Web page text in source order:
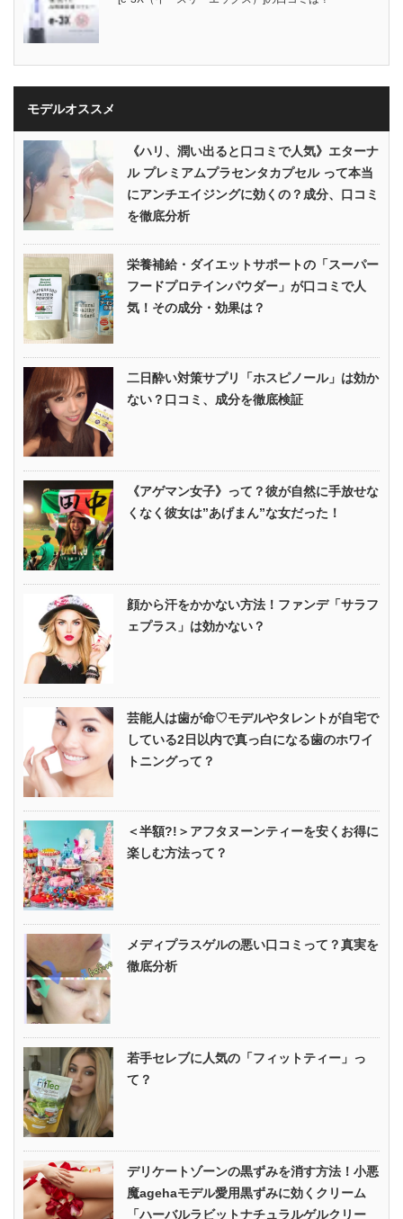
モデルオススメ
《ハリ、潤い出ると口コミで人気》エターナ
ル プレミアムプラセンタカプセル って本当
にアンチエイジングに効くの？成分、口コミ
を徹底分析
栄養補給・ダイエットサポートの「スーパー
フードプロテインパウダー」が口コミで人
気！その成分・効果は？
二日酔い対策サプリ「ホスピノール」は効か
ない？口コミ、成分を徹底検証
《アゲマン女子》って？彼が自然に手放せな
くなく彼女は”あげまん”な女だった！
顔から汗をかかない方法！ファンデ「サラフ
ェプラス」は効かない？
芸能人は歯が命♡モデルやタレントが自宅で
している2日以内で真っ白になる歯のホワイ
トニングって？
＜半額?!＞アフタヌーンティーを安くお得に
楽しむ方法って？
メディプラスゲルの悪い口コミって？真実を
徹底分析
若手セレブに人気の「フィットティー」っ
て？
デリケートゾーンの黒ずみを消す方法！小悪
魔agehaモデル愛用黒ずみに効くクリーム
「ハーバルラビットナチュラルゲルクリー